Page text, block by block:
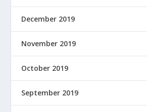
December 2019
November 2019
October 2019
September 2019